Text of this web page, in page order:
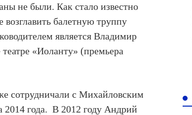
не были. Как стало известно
возглавить балетную труппу
является Владимир
«Иоланту» (премьера
сотрудничали с Михайловским
2014 года. В 2012 году Андрий